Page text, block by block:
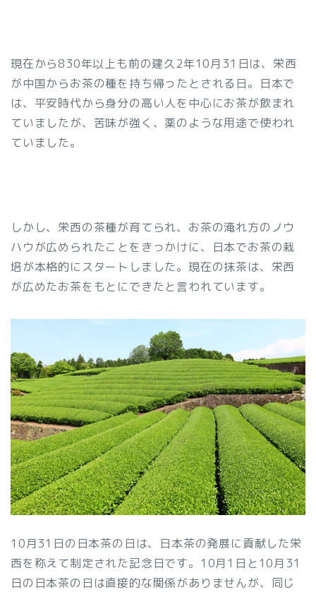
現在から830年以上も前の建久2年10月31日は、栄西
が中国からお茶の種を持ち帰ったとされる日。日本で
は、平安時代から身分の高い人を中心にお茶が飲まれ
ていましたが、苦味が強く、薬のような用途で使われ
ていました。
しかし、栄西の茶種が育てられ、お茶の淹れ方のノウ
ハウが広められたことをきっかけに、日本でお茶の栽
培が本格的にスタートしました。現在の抹茶は、栄西
が広めたお茶をもとにできたと言われています。
10月31日の日本茶の日は、日本茶の発展に貢献した栄
西を称えて制定された記念日です。10月1日と10月31
日の日本茶の日は直接的な関係がありませんが、同じ